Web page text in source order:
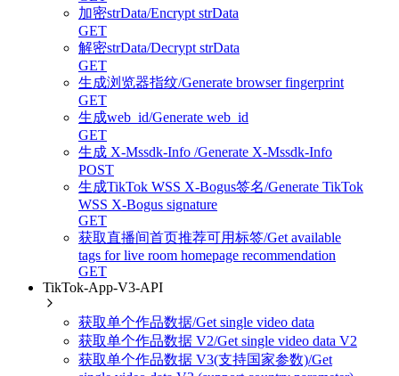
加密strData/Encrypt strData
GET
解密strData/Decrypt strData
GET
生成浏览器指纹/Generate browser fingerprint
GET
生成web_id/Generate web_id
GET
生成 X-Mssdk-Info /Generate X-Mssdk-Info
POST
生成TikTok WSS X-Bogus签名/Generate TikTok
WSS X-Bogus signature
GET
获取直播间首页推荐可用标签/Get available
tags for live room homepage recommendation
GET
TikTok-App-V3-API
获取单个作品数据/Get single video data
获取单个作品数据 V2/Get single video data V2
获取单个作品数据 V3(支持国家参数)/Get